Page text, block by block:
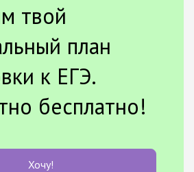
твой
план
к ЕГЭ.
бесплатно!
Хочу!